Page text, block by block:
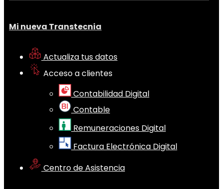
Mi nueva Transtecnia
Actualiza tus datos
Acceso a clientes
Contabilidad Digital
Contable
Remuneraciones Digital
Factura Electrónica Digital
Centro de Asistencia